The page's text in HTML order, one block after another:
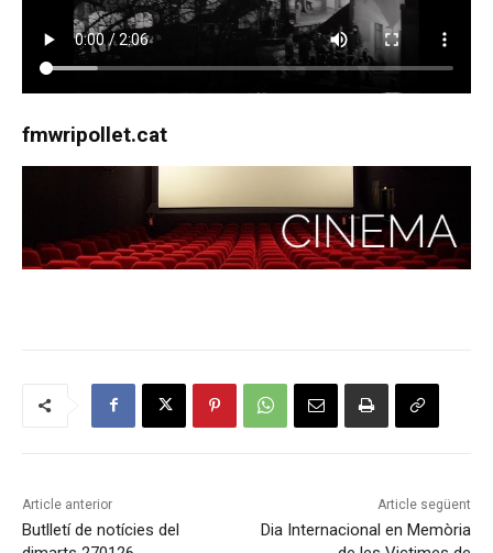
fmwripollet.cat
Article anterior
Butlletí de notícies del
Article següent
Dia Internacional en Memòria